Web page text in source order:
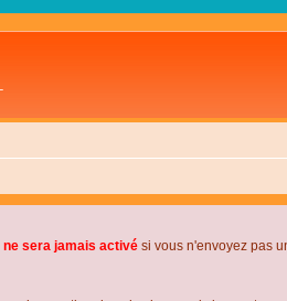
sera jamais activé si vous n'envoyez pas